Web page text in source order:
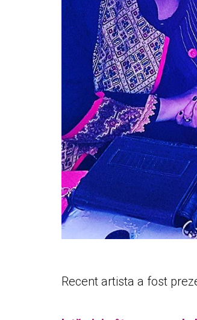
Recent artista a fost